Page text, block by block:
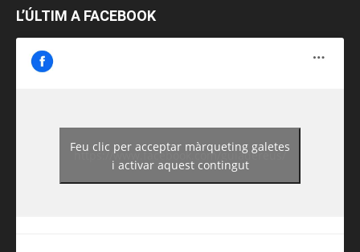
L’ÚLTIM A FACEBOOK
https://www.facebook.com/guiadereus/
Feu clic per acceptar màrqueting galetes
i activar aquest contingut